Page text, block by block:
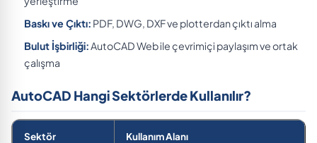
Baskı ve Çıktı: PDF, DWG, DXF ve plotterdan çıktı alma
Bulut İşbirliği:AutoCAD Web ile çevrimiçi paylaşım ve ortak
çalışma
AutoCAD Hangi Sektörlerde Kullanılır?
Sektör Kullanım Alanı